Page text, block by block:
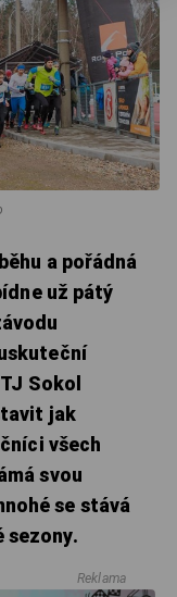
a pořádná
už pátý
Sokol
jak
všech
svou
se stává
sezony.
Reklama